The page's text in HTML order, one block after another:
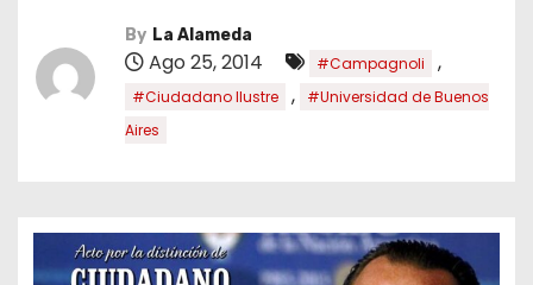
By La Alameda
Ago 25, 2014 #Campagnoli ,
#Ciudadano Ilustre ,
#Universidad de Buenos
Aires